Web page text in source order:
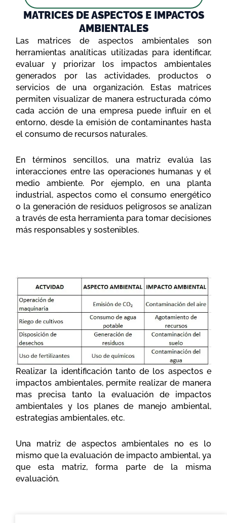
MATRICES DE ASPECTOS E IMPACTOS
AMBIENTALES
Las matrices de aspectos ambientales son
herramientas analíticas utilizadas para identificar,
evaluar y priorizar los impactos ambientales
generados por las actividades, productos o
servicios de una organización. Estas matrices
permiten visualizar de manera estructurada cómo
cada acción de una empresa puede influir en el
entorno, desde la emisión de contaminantes hasta
el consumo de recursos naturales.
En términos sencillos, una matriz evalúa las
interacciones entre las operaciones humanas y el
medio ambiente. Por ejemplo, en una planta
industrial, aspectos como el consumo energético
o la generación de residuos peligrosos se analizan
a través de esta herramienta para tomar decisiones
más responsables y sostenibles.
Realizar la identificación tanto de los aspectos e
impactos ambientales, permite realizar de manera
mas precisa tanto la evaluación de impactos
ambientales y los planes de manejo ambiental,
estrategias ambientales, etc.
Una matriz de aspectos ambientales no es lo
mismo que la evaluación de impacto ambiental, ya
que esta matriz, forma parte de la misma
evaluación.